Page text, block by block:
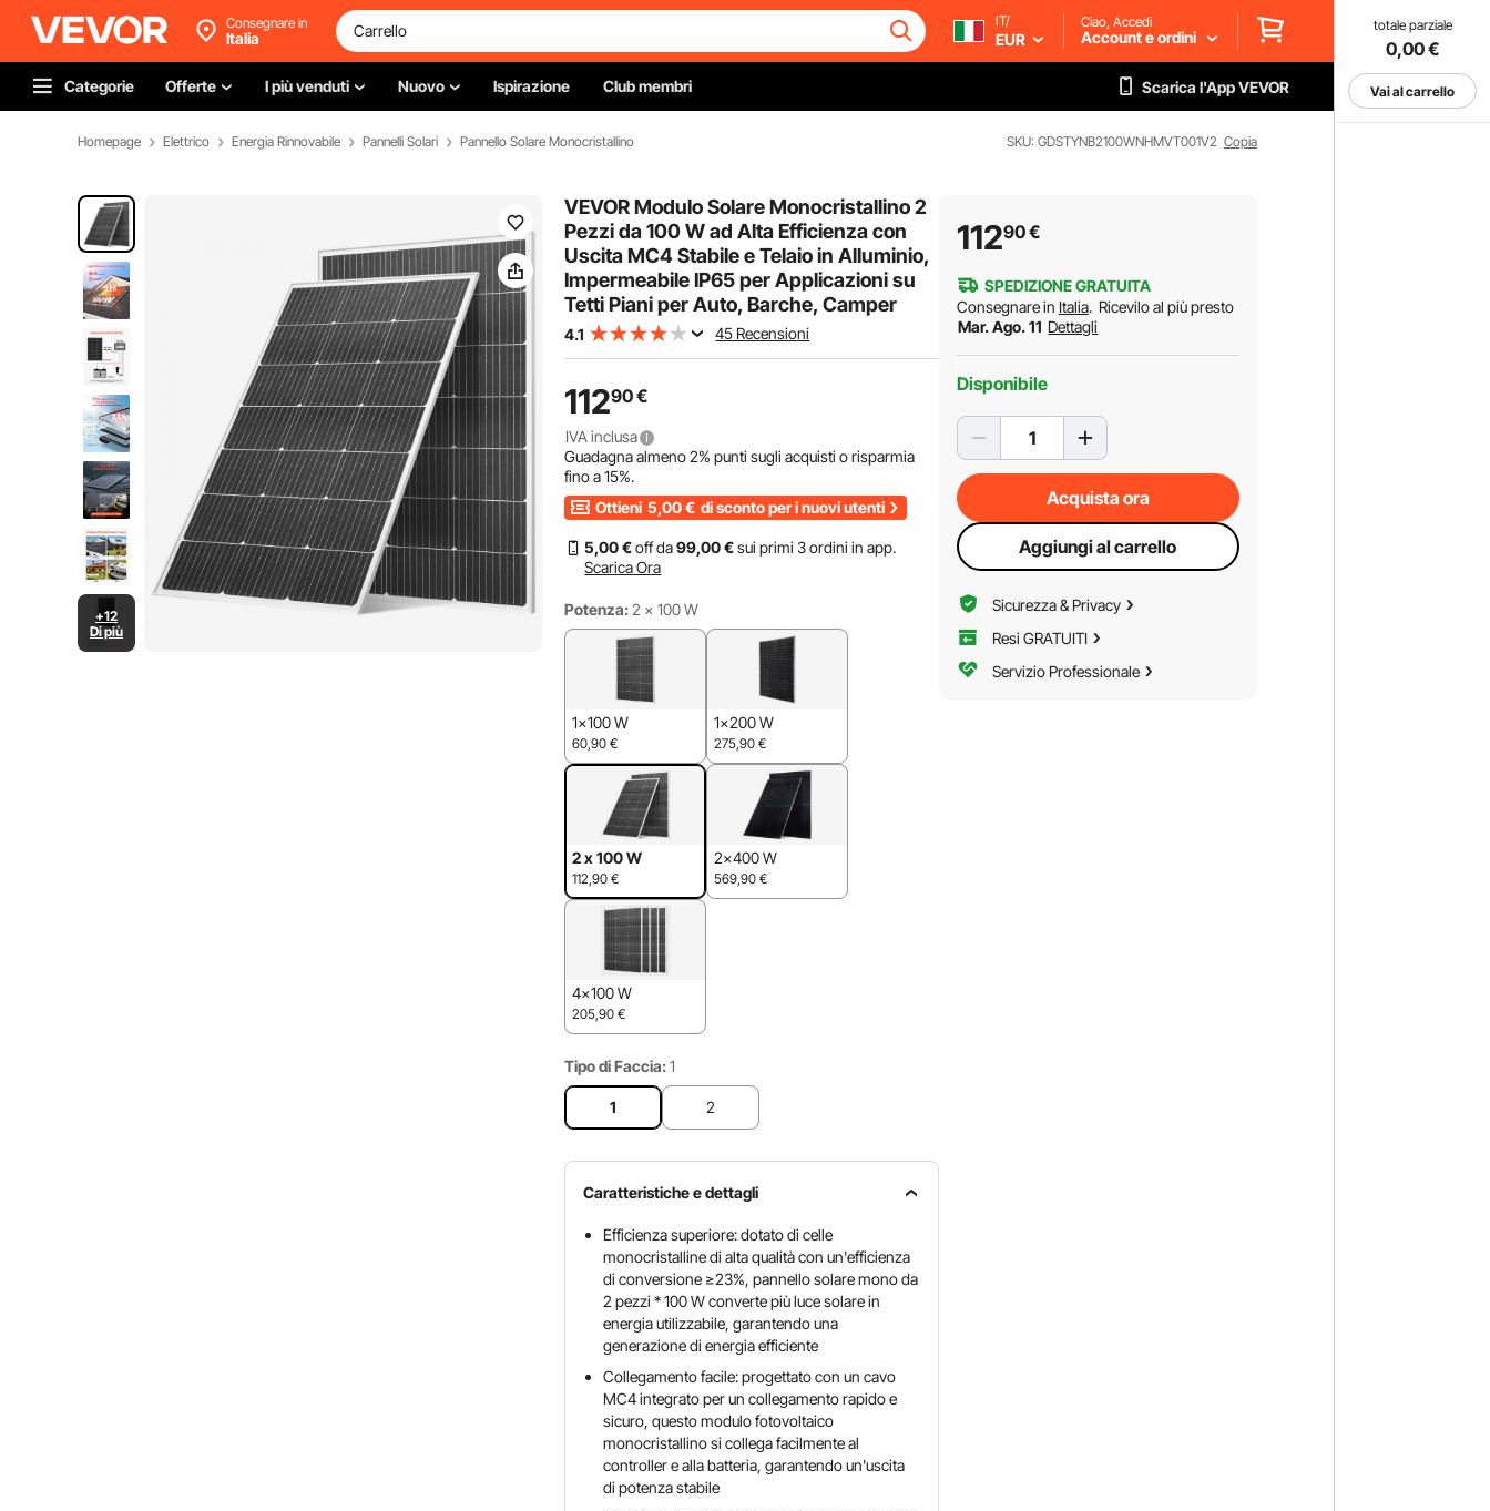
totale parziale
0,00€
Vai al carrello
Consegnare in
Italia
IT/
EUR
Ciao, Accedi
Account e ordini
Categorie Offerte I più venduti Nuovo Ispirazione Club membri Scarica l'App VEVOR
Homepage Elettrico Energia Rinnovabile Pannelli Solari Pannello Solare Monocristallino SKU: GDSTYNB2100WNHMVT001V2 Copia
+12
Di più
VEVOR Modulo Solare Monocristallino 2
Pezzi da 100 W ad Alta Efficienza con
Uscita MC4 Stabile e Telaio in Alluminio,
Impermeabile IP65 per Applicazioni su
Tetti Piani per Auto, Barche, Camper
4.1 45 Recensioni
11290€
IVA inclusa
Guadagna almeno2% punti sugli acquisti o risparmia
fino a15%.
Ottieni 5,00 € di sconto per i nuovi utenti
5,00 €off da99,00 €sui primi 3 ordini in app.
Scarica Ora
Potenza: 2 x 100 W
1x100 W
60,90 €
1x200 W
275,90 €
2 x 100 W
112,90 €
2x400 W
569,90 €
4x100 W
205,90 €
Tipo di Faccia: 1
1 2
Caratteristiche e dettagli
Efficienza superiore: dotato di celle
monocristalline di alta qualità con un'efficienza
di conversione ≥23%, pannello solare mono da
2 pezzi * 100 W converte più luce solare in
energia utilizzabile, garantendo una
generazione di energia efficiente
Collegamento facile: progettato con un cavo
MC4 integrato per un collegamento rapido e
sicuro, questo modulo fotovoltaico
monocristallino si collega facilmente al
controller e alla batteria, garantendo un'uscita
di potenza stabile
11290€
SPEDIZIONE GRATUITA
Consegnare in Italia. Ricevilo al più presto
Mar. Ago. 11 Dettagli
Disponibile
Acquista ora
Aggiungi al carrello
Sicurezza & Privacy
Resi GRATUITI
Servizio Professionale